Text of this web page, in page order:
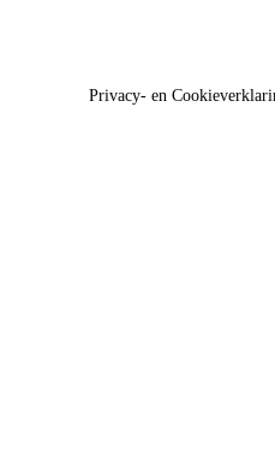
Privacy- en